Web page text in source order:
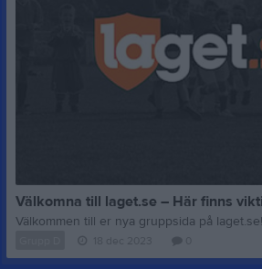
Välkomna till laget.se – Här finns